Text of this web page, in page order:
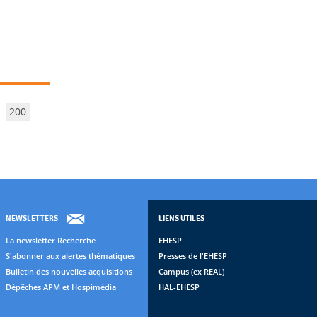
200
NEWSLETTERS
La newsletter Recherche
S'abonner aux alertes thématiques
Bulletin des nouvelles acquisitions
Dépêches APM et Hospimédia
LIENS UTILES
EHESP
Presses de l'EHESP
Campus (ex REAL)
HAL-EHESP